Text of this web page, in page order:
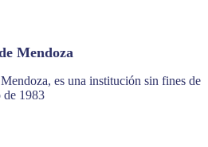
Mendoza
es una institución sin fines de
de 1983